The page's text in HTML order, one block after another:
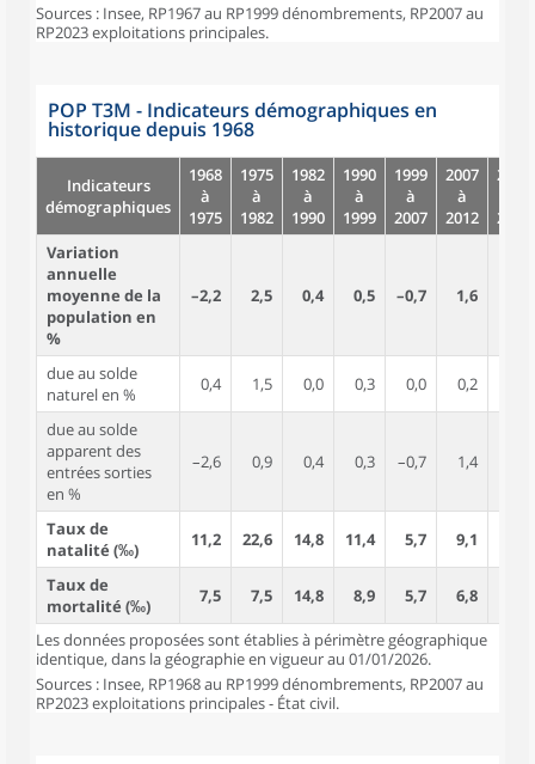
Sources : Insee, RP1967 au RP1999 dénombrements, RP2007 au
RP2023 exploitations principales.
POP T3M - Indicateurs démographiques en
historique depuis 1968
Indicateurs
démographiques
1968
à
1975
1975
à
1982
1982
à
1990
1990
à
1999
1999
à
2007
2007
à
2012
2012
2017
Variation
annuelle
moyenne de la
population en
%
–2,2 2,5 0,4 0,5 –0,7 1,6
due au solde
naturel en %
0,4 1,5 0,0 0,3 0,0 0,2
due au solde
apparent des
entrées sorties
en %
–2,6 0,9 0,4 0,3 –0,7 1,4
Taux de
natalité (‰)
11,2 22,6 14,8 11,4 5,7 9,1
Taux de
mortalité (‰)
7,5 7,5 14,8 8,9 5,7 6,8
Les données proposées sont établies à périmètre géographique
identique, dans la géographie en vigueur au 01/01/2026.
Sources : Insee, RP1968 au RP1999 dénombrements, RP2007 au
RP2023 exploitations principales - État civil.